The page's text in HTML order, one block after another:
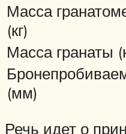
Масса
(кг)
Масса гранаты
(мм)
Речь идет о